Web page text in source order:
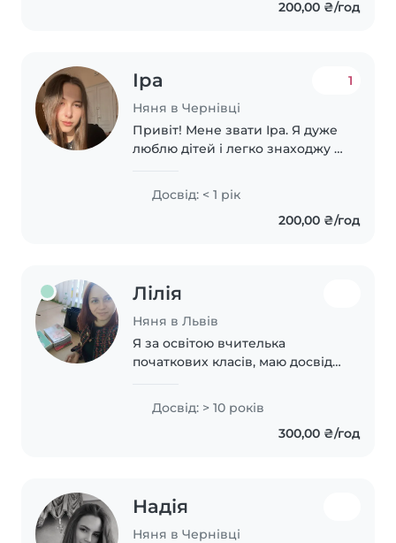
малечею. Готую смачну їжу та
200,00 ₴/год
Іра
Няня в Чернівці
1
Привіт! Мене звати Іра. Я дуже
люблю дітей і легко знаходжу з
догляду за молодшими
братами, тому добре знаю,
наскільки важливі увага,
Досвід: < 1 рік
200,00 ₴/год
Лілія
Няня в Львів
Я за освітою вчителька
початкових класів, маю досвід
з діточками від народження,
займаюся підготовкою дітей до
школи. Я поважаю дитину, як
Досвід: > 10 років
300,00 ₴/год
Надія
Няня в Чернівці